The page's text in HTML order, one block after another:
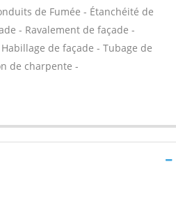
de Fumée - Étanchéité de
- Ravalement de façade -
de façade - Tubage de
de charpente -